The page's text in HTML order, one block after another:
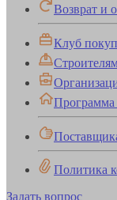
Возврат и
Клуб
Программа
Политика
Задать вопрос